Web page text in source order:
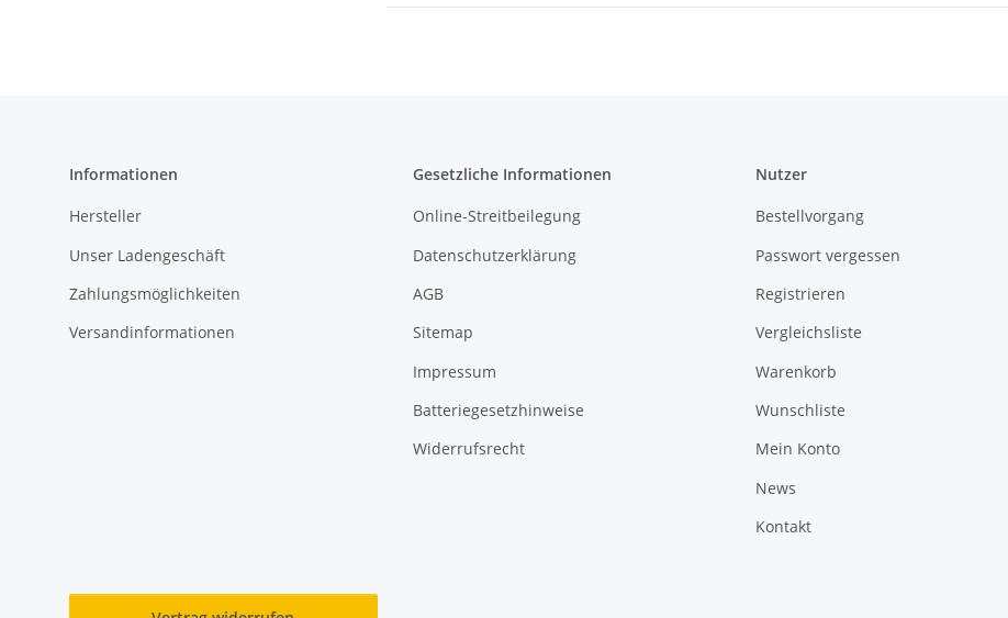
Informationen
Hersteller
Unser Ladengeschäft
Zahlungsmöglichkeiten
Versandinformationen
Gesetzliche Informationen
Online-Streitbeilegung
Datenschutzerklärung
AGB
Sitemap
Impressum
Batteriegesetzhinweise
Widerrufsrecht
Nutzer
Bestellvorgang
Passwort vergessen
Registrieren
Vergleichsliste
Warenkorb
Wunschliste
Mein Konto
News
Kontakt